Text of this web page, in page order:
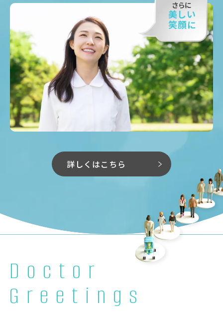
さらに
美しい
笑顔に
詳しくはこちら
Doctor
Greetings